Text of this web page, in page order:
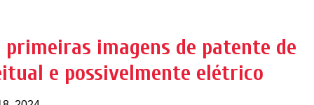
revelou a imagem acima chamada de RSX Prototype. Os testes
em condições reais para o RSX começaram no último
imagens de patente de
e possivelmente elétrico